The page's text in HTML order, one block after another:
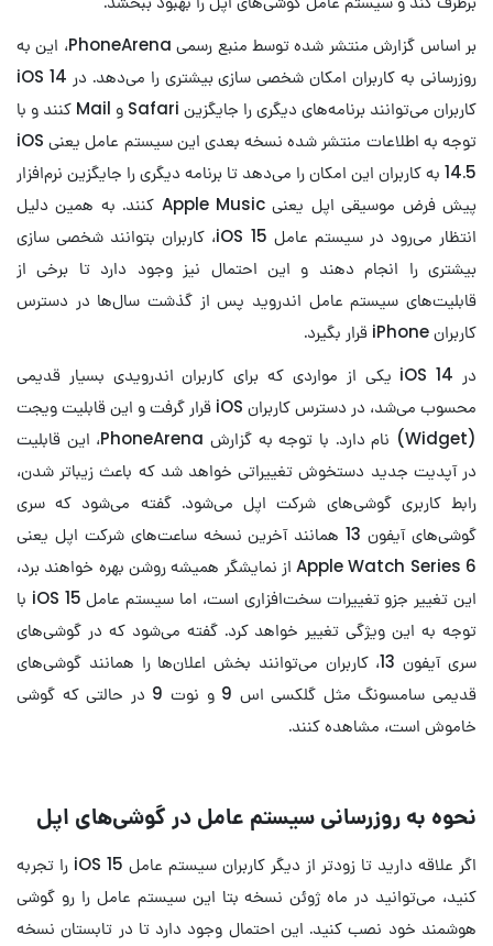
بر اساس گزارش منتشر شده توسط منبع رسمی PhoneArena، این به
روزرسانی به کاربران امکان شخصی سازی بیشتری را می‌دهد. در iOS 14
کاربران می‌توانند برنامه‌های دیگری را جایگزین Safari و Mail کنند و با
توجه به اطلاعات منتشر شده نسخه بعدی این سیستم عامل یعنی iOS
14.5 به کاربران این امکان را می‌دهد تا برنامه دیگری را جایگزین نرم‌افزار
پیش فرض موسیقی اپل یعنی Apple Music کنند. به همین دلیل
انتظار می‌رود در سیستم عامل iOS 15، ‌کاربران بتوانند شخصی سازی
بیشتری را انجام دهند و این احتمال نیز وجود دارد تا برخی از
قابلیت‌های سیستم عامل اندروید پس از گذشت سال‌ها در دسترس
کاربران iPhone قرار بگیرد.
در iOS 14 یکی از مواردی که برای کاربران اندرویدی بسیار قدیمی
محسوب می‌شد، در دسترس کاربران iOS قرار گرفت و این قابلیت ویجت
(Widget) نام دارد. با توجه به گزارش PhoneArena، این قابلیت
در آپدیت جدید دستخوش تغییراتی خواهد شد که باعث زیباتر شدن،
رابط کاربری گوشی‌های شرکت اپل می‌شود. گفته می‌شود که سری
گوشی‌های آیفون 13 همانند آخرین نسخه ساعت‌های شرکت اپل یعنی
Apple Watch Series 6 از نمایشگر همیشه روشن بهره خواهند برد،
این تغییر جزو تغییرات سخت‌افزاری است، اما سیستم عامل iOS 15 با
توجه به این ویژگی تغییر خواهد کرد. گفته می‌شود که در گوشی‌های
سری آیفون 13، کاربران می‌توانند بخش اعلان‌ها را همانند گوشی‌های
قدیمی سامسونگ مثل گلکسی اس 9 و نوت 9 در حالتی که گوشی
خاموش است، مشاهده کنند.
نحوه به روزرسانی سیستم عامل در گوشی‌های اپل
اگر علاقه دارید تا زودتر از دیگر کاربران سیستم عامل iOS 15 را تجربه
کنید، می‌توانید در ماه ژوئن نسخه بتا این سیستم عامل را رو گوشی
هوشمند خود نصب کنید. این احتمال وجود دارد تا در تابستان نسخه